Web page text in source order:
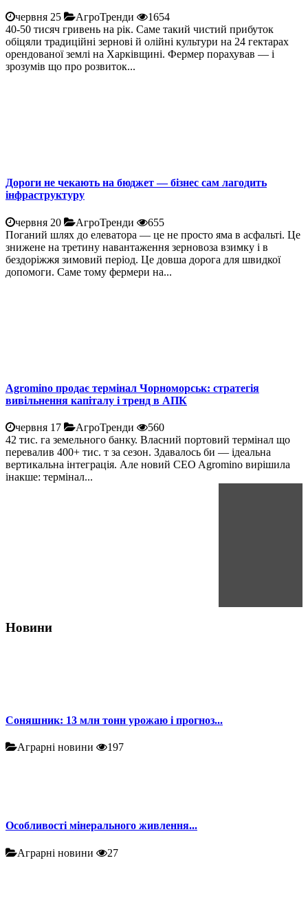
червня 25 АгроТренди
1654
40-50 тисяч гривень на рік. Саме такий чистий прибуток
обіцяли традиційні зернові й олійні культури на 24 гектарах
орендованої землі на Харківщині. Фермер порахував — і
зрозумів що про розвиток...
Дороги не чекають на бюджет — бізнес сам лагодить
інфраструктуру
червня 20 АгроТренди
655
Поганий шлях до елеватора — це не просто яма в асфальті. Це
знижене на третину навантаження зерновоза взимку і в
бездоріжжя зимовий період. Це довша дорога для швидкої
допомоги. Саме тому фермери на...
Agromino продає термінал Чорноморськ: стратегія
вивільнення капіталу і тренд в АПК
червня 17 АгроТренди
560
42 тис. га земельного банку. Власний портовий термінал що
перевалив 400+ тис. т за сезон. Здавалось би — ідеальна
вертикальна інтеграція. Але новий CEO Agromino вирішила
інакше: термінал...
Новини
Соняшник: 13 млн тонн урожаю і прогноз...
Аграрні новини 197
Особливості мінерального живлення...
Аграрні новини 27